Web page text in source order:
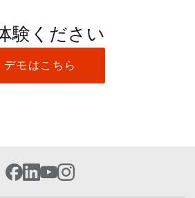
験ください
デモはこちら